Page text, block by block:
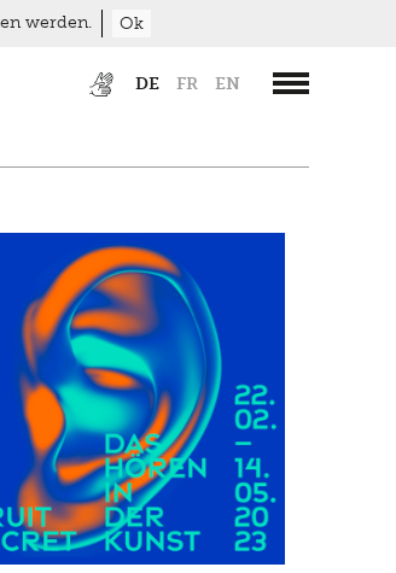
DE FR EN
werden. Ok